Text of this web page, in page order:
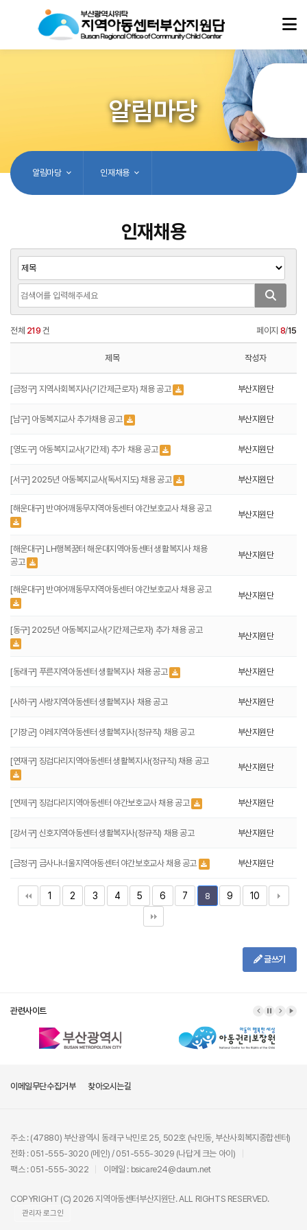
알림마당
알림마당 인재채용
인재채용
전체 219 건 페이지 8/15
제목 작성자
[금정구] 지역사회복지사(기간제근로자) 채용 공고 부산지원단
[남구] 아동복지교사 추가채용 공고 부산지원단
[영도구] 아동복지교사(기간제) 추가 채용 공고 부산지원단
[서구] 2025년 아동복지교사(독서지도) 채용 공고 부산지원단
[해운대구] 반여어깨동무지역아동센터 야간보호교사 채용 공고
부산지원단
[해운대구] LH행복꿈터 해운대지역아동센터 생활복지사 채용
공고
부산지원단
[해운대구] 반여어깨동무지역아동센터 야간보호교사 채용 공고
부산지원단
[동구] 2025년 아동복지교사(기간제근로자) 추가 채용 공고
부산지원단
[동래구] 푸른지역아동센터 생활복지사 채용 공고 부산지원단
[사하구] 사랑지역아동센터 생활복지사 채용 공고 부산지원단
[기장군] 이레지역아동센터 생활복지사(정규직) 채용 공고 부산지원단
[연재구] 징검다리지역아동센터 생활복지사(정규직) 채용 공고
부산지원단
[연제구] 징검다리지역아동센터 야간보호교사 채용 공고 부산지원단
[강서구] 신호지역아동센터 생활복지사(정규직) 채용 공고 부산지원단
[금정구] 금사나너울지역아동센터 야간보호교사 채용 공고 부산지원단
1 2 3 4 5 6 7 8 9 10
글쓰기
관련사이트
이메일무단수집거부 찾아오시는길
주소 : (47880) 부산광역시 동래구 낙민로 25, 502호 (낙민동, 부산사회복지종합센터)
전화 : 051-555-3020 (메인) / 051-555-3029 (나답게 크는 아이)
팩스 : 051-555-3022
이메일 : bsicare24@daum.net
COPYRIGHT (C) 2026 지역아동센터부산지원단. ALL RIGHTS RESERVED.
관리자 로그인